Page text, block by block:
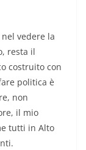
vedere la
resta il
costruito con
politica è
non
il mio
tutti in Alto